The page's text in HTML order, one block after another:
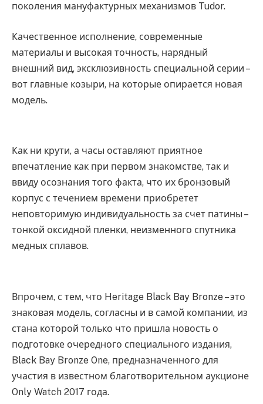
поколения мануфактурных механизмов Tudor.
Качественное исполнение, современные
материалы и высокая точность, нарядный
внешний вид, эксклюзивность специальной серии –
вот главные козыри, на которые опирается новая
модель.
Как ни крути, а часы оставляют приятное
впечатление как при первом знакомстве, так и
ввиду осознания того факта, что их бронзовый
корпус с течением времени приобретет
неповторимую индивидуальность за счет патины –
тонкой оксидной пленки, неизменного спутника
медных сплавов.
Впрочем, с тем, что Heritage Black Bay Bronze – это
знаковая модель, согласны и в самой компании, из
стана которой только что пришла новость о
подготовке очередного специального издания,
Black Bay Bronze One, предназначенного для
участия в известном благотворительном аукционе
Only Watch 2017 года.